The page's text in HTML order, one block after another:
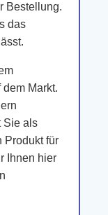
Bestellung.
das
Markt.
Sie als
Produkt für
Ihnen hier